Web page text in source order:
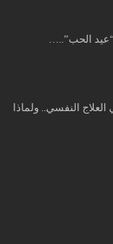
الحب”..…
النفسي.. ولماذا